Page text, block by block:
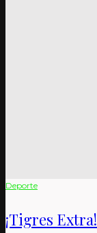
Deporte
¡Tigres